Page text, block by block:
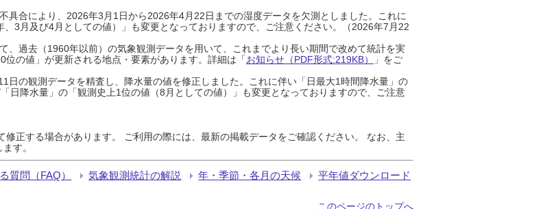
具合により、2026年3月1日から2026年4月22日までの湿度データを欠測としました。これに
3月及び4月としての値）」も変更となっておりますので、ご注意ください。（2026年7月22
、過去（1960年以前）の気象観測データを用いて、これまでより長い期間で改めて統計を実
の値」が更新される地点・要素があります。詳細は「お知らせ（PDF形式:219KB）
」をご
日の観測データを精査し、降水量の値を修正しました。これに伴い「日最大1時間降水量」の
日降水量」の「観測史上1位の値（8月としての値）」も変更となっておりますので、ご注意
正する場合があります。 ご利用の際には、最新の掲載データをご確認ください。 なお、主
す。
質問（FAQ） 気象観測統計の解説 年・季節・各月の天候 平年値ダウンロード
このページのトップへ